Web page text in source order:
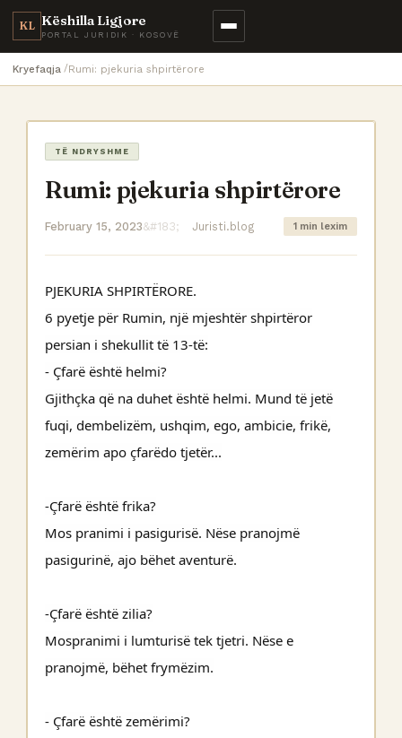
KL Këshilla Ligjore
PORTAL JURIDIK · KOSOVË
Kryefaqja Rumi: pjekuria shpirtërore
TË NDRYSHME
Rumi: pjekuria shpirtërore
February 15, 2023 Juristi.blog 1 min lexim
PJEKURIA SHPIRTËRORE.
6 pyetje për Rumin, një mjeshtër shpirtëror
persian i shekullit të 13-të:
- Çfarë është helmi?
Gjithçka që na duhet është helmi. Mund të jetë
fuqi, dembelizëm, ushqim, ego, ambicie, frikë,
zemërim apo çfarëdo tjetër...
-Çfarë është frika?
Mos pranimi i pasigurisë. Nëse pranojmë
pasigurinë, ajo bëhet aventurë.
-Çfarë është zilia?
Mospranimi i lumturisë tek tjetri. Nëse e
pranojmë, bëhet frymëzim.
- Çfarë është zemërimi?